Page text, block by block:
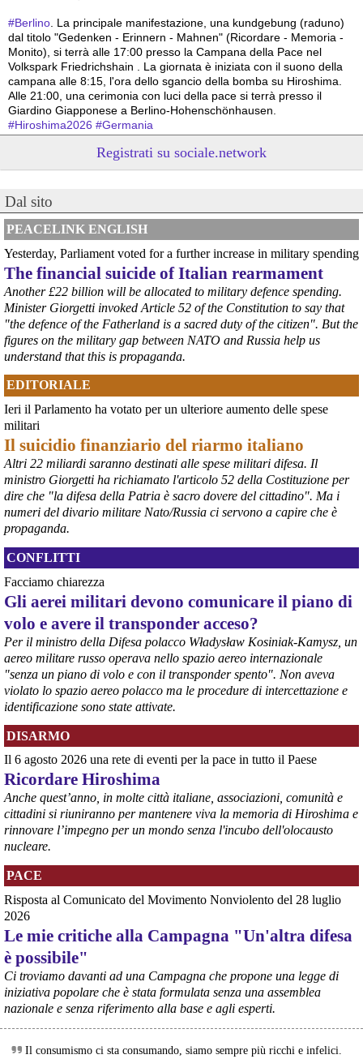
#Berlino . La principale manifestazione, una kundgebung (raduno)
dal titolo "Gedenken - Erinnern - Mahnen" (Ricordare - Memoria -
Monito), si terrà alle 17:00 presso la Campana della Pace nel
Volkspark Friedrichshain . La giornata è iniziata con il suono della
campana alle 8:15, l'ora dello sgancio della bomba su Hiroshima.
Alle 21:00, una cerimonia con luci della pace si terrà presso il
Giardino Giapponese a Berlino-Hohenschönhausen.
#Hiroshima2026 #Germania
6/8/2026 8:44
Hiroshima Day in Germania
articolato. La commemorazione ufficiale è iniziata alle 8:00 con una
cerimonia presso la Aegidienkirche , seguita da una meditazione
sonora e da una funzione multireligiosa per la pace nel pomeriggio.
In serata, la città ospiterà proiezioni di documentari al Neues
Rathaus e, alle 22:00, un suggestivo momento di ricordo con il
lancio di lanterne di carta sullo stagno Maschteich.
#
Hiroshima2026 Germania
@peacelink - 6/8/2026 8:42
In Germania le commemorazioni dell'81° anniversario di Hiroshima
sono numerose e capillari, coinvolgendo grandi città e piccole
comunità.
#Hiroshima2026 #Germania
@peacelink
6/8/2026 7:55
lanazione.it/massa-carrara/cro
La proposta di un osservatorio sui traffici di armi nel porto di Marina
di Carrara organizzato dall’Accademia della Pace e raccolta dalla
sindaca Serena Arrighi.
Linda Maggiori, nel ricostruire l’inchiesta che ha fatto per
AltrEconomia sull’attività di carico e scarico di armi in diversi porti
tra cui quello di Marina di Carrara, ha sottolineato la resistenza da
parte delle istituzioni competenti a fornire le informazioni
indispensabili.
#armi #disarmo #pcknews #pace
@peacelink - 6/8/2026 7:50
retepacedisarmo.org/2026/missi
Il Parlamento è stato tenuto praticamente all’oscuro del
dispiegamento di uomini e mezzi verso il regno saudita e in un
contesto di conflitto aperto nella regione.
#disarmo # noguerra #pcknews
@peacelink - 6/8/2026 5:38
ilmanifesto.it/guerra-a-debito
Ieri il parlamento ha approvato le risoluzioni della maggioranza che
Registrati su sociale.network
Dal sito
PEACELINK ENGLISH
Yesterday, Parliament voted for a further increase in military spending
The financial suicide of Italian rearmament
Another £22 billion will be allocated to military defence spending.
Minister Giorgetti invoked Article 52 of the Constitution to say that
"the defence of the Fatherland is a sacred duty of the citizen". But the
figures on the military gap between NATO and Russia help us
understand that this is propaganda.
EDITORIALE
Ieri il Parlamento ha votato per un ulteriore aumento delle spese
militari
Il suicidio finanziario del riarmo italiano
Altri 22 miliardi saranno destinati alle spese militari difesa. Il
ministro Giorgetti ha richiamato l'articolo 52 della Costituzione per
dire che "la difesa della Patria è sacro dovere del cittadino". Ma i
numeri del divario militare Nato/Russia ci servono a capire che è
propaganda.
CONFLITTI
Facciamo chiarezza
Gli aerei militari devono comunicare il piano di
volo e avere il transponder acceso?
Per il ministro della Difesa polacco Władysław Kosiniak-Kamysz, un
aereo militare russo operava nello spazio aereo internazionale
"senza un piano di volo e con il transponder spento". Non aveva
violato lo spazio aereo polacco ma le procedure di intercettazione e
identificazione sono state attivate.
DISARMO
Il 6 agosto 2026 una rete di eventi per la pace in tutto il Paese
Ricordare Hiroshima
Anche quest’anno, in molte città italiane, associazioni, comunità e
cittadini si riuniranno per mantenere viva la memoria di Hiroshima e
rinnovare l’impegno per un mondo senza l'incubo dell'olocausto
nucleare.
PACE
Risposta al Comunicato del Movimento Nonviolento del 28 luglio
2026
Le mie critiche alla Campagna "Un'altra difesa
è possibile"
Ci troviamo davanti ad una Campagna che propone una legge di
iniziativa popolare che è stata formulata senza una assemblea
nazionale e senza riferimento alla base e agli esperti.
Il consumismo ci sta consumando, siamo sempre più ricchi e infelici.